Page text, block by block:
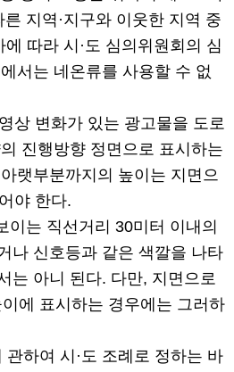
지역·지구와 이웃한 지역 중
따라 시·도 심의위원회의 심
서는 네온류를 사용할 수 없
상 변화가 있는 광고물을 도로
진행방향 정면으로 표시하는
랫부분까지의 높이는 지면으
야 한다.
이는 직선거리 30미터 이내의
나 신호등과 같은 색깔을 나타
는 아니 된다. 다만, 지면으로
에 표시하는 경우에는 그러하
하여 시·도 조례로 정하는 바